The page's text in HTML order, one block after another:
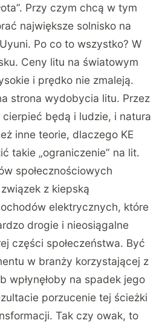
Przy czym chcą w tym
największe solnisko na
Po co to wszystko? W
Ceny litu na światowym
i prędko nie zmaleją.
strona wydobycia litu. Przez
będą i ludzie, i natura
inne teorie, dlaczego KE
takie „ograniczenie” na lit.
społecznościowych
z kiepską
elektrycznych, które
drogie i nieosiągalne
części społeczeństwa. Być
w branży korzystającej z
wpłynęłoby na spadek jego
porzucenie tej ścieżki
Tak czy owak, to